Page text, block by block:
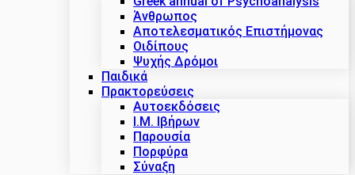
Άνθρωπος
Αποτελεσματικός Επιστήμονας
Οιδίπους
Ψυχής Δρόμοι
Παιδικά
Πρακτoρεύσεις
Αυτοεκδόσεις
Ι.Μ. Ιβήρων
Παρουσία
Πορφύρα
Σύναξη